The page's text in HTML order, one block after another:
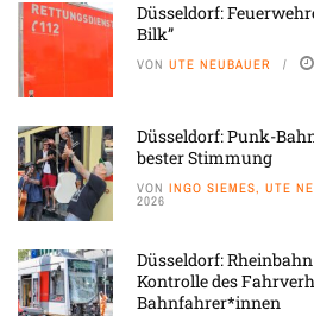
Düsseldorf:
Bilk”
VON UTE NEUBAUER
Düsseldorf: Punk-
bester Stimmung
VON INGO SIEMES, UTE
2026
Düsseldorf:
Kontrolle des
Bahnfahrer*innen